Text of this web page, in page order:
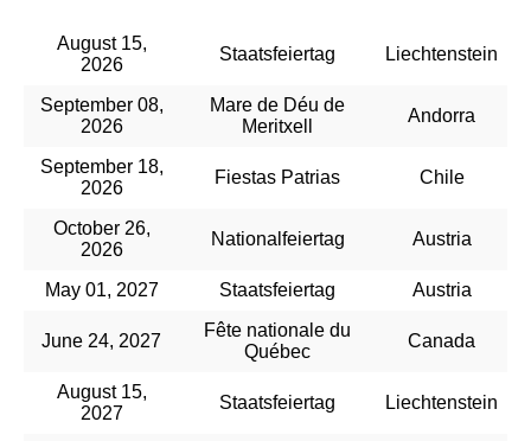
August 15,
2026
Staatsfeiertag Liechtenstein
September 08,
2026
Mare de Déu de
Meritxell
Andorra
September 18,
2026
Fiestas Patrias Chile
October 26,
2026
Nationalfeiertag Austria
May 01, 2027 Staatsfeiertag Austria
June 24, 2027
Fête nationale du
Québec
Canada
August 15,
2027
Staatsfeiertag Liechtenstein